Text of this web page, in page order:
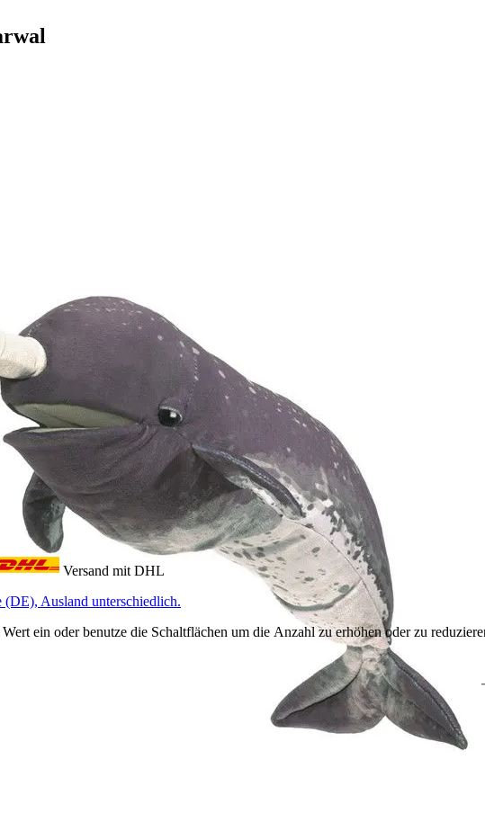
Versand mit DHL
(DE), Ausland unterschiedlich.
ein oder benutze die Schaltflächen um die Anzahl zu erhöhen oder zu